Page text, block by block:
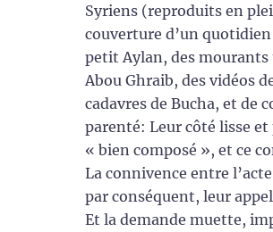
Syriens (reproduits en
couverture d’un
petit Aylan, des mourants
Abou Ghraib, des vidéos
cadavres de Bucha, et de
parenté: Leur côté lisse
« bien composé », et ce
La connivence entre
par conséquent, leur
Et la demande muette,